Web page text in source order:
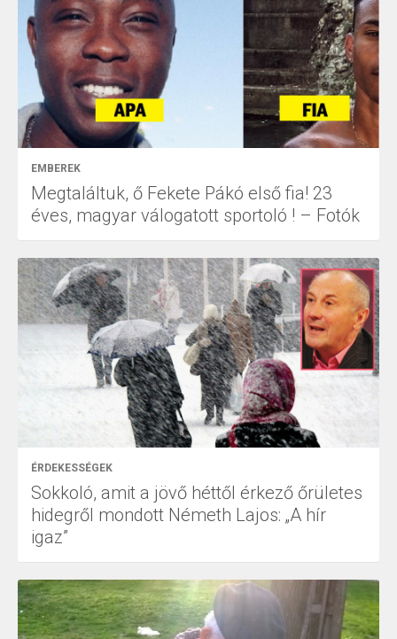
EMBEREK
Megtaláltuk, ő Fekete Pákó első fia! 23
éves, magyar válogatott sportoló ! – Fotók
ÉRDEKESSÉGEK
Sokkoló, amit a jövő héttől érkező őrületes
hidegről mondott Németh Lajos: „A hír
igaz”